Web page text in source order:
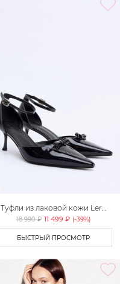
Туфли из лаковой кожи Lera
Nena
18 990 ₽ 11 499 ₽ (-39%)
БЫСТРЫЙ ПРОСМОТР